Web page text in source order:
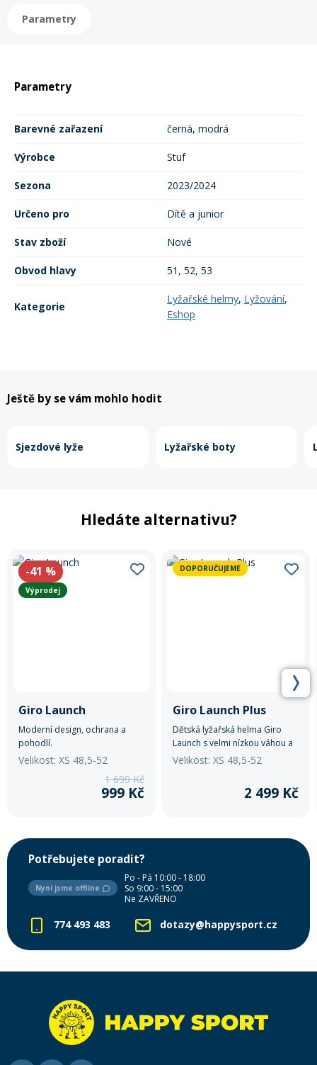
Parametry
Parametry
Barevné zařazení černá, modrá
Výrobce Stuf
Sezona 2023/2024
Určeno pro Dítě a junior
Stav zboží Nové
Obvod hlavy 51, 52, 53
Kategorie
Lyžařské helmy, Lyžování,
Eshop
Ještě by se vám mohlo hodit
Sjezdové lyže Lyžařské boty
Hledáte alternativu?
-41 %
Výprodej
Giro Launch
Moderní design, ochrana a
pohodlí.
Velikost: XS 48,5-52
1 699 Kč
999 Kč
DOPORUČUJEME
Giro Launch Plus
Dětská lyžařská helma Giro
Launch s velmi nízkou váhou a
perfektním usazením na hlavě.
Velikost: XS 48,5-52
2 499 Kč
Potřebujete poradit?
Nyní jsme offline
Po - Pá 10:00 - 18:00
So 9:00 - 15:00
Ne ZAVŘENO
774 493 483 dotazy@happysport.cz